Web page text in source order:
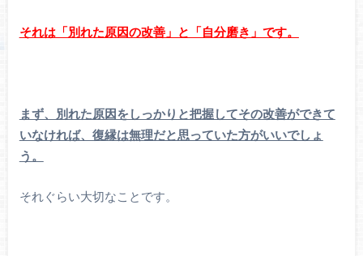
それは「別れた原因の改善」と「自分磨き」です。
まず、別れた原因をしっかりと把握してその改善ができて
いなければ、復縁は無理だと思っていた方がいいでしょ
う。
それぐらい大切なことです。